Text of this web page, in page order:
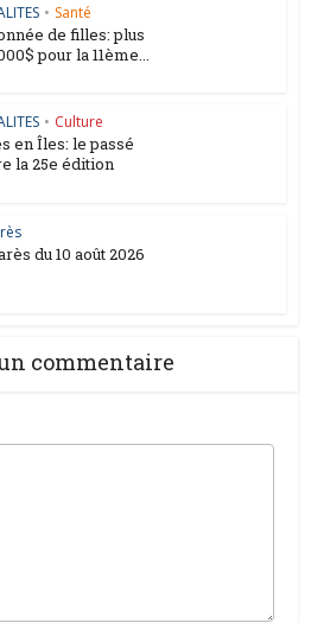
• Santé
de filles: plus
pour la 11ème...
• Culture
en Îles: le passé
la 25e édition
du 10 août 2026
commentaire